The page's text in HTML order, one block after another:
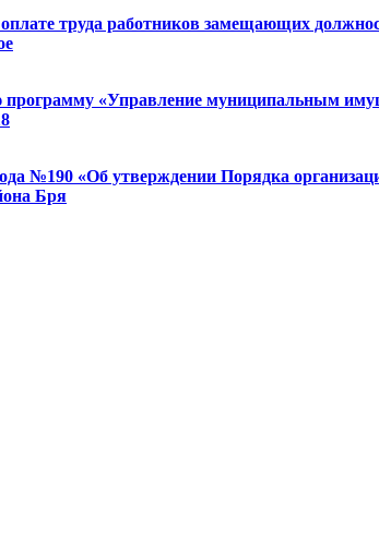
труда работников замещающих
«Управление муниципальным
№190 «Об утверждении Порядка
Бря